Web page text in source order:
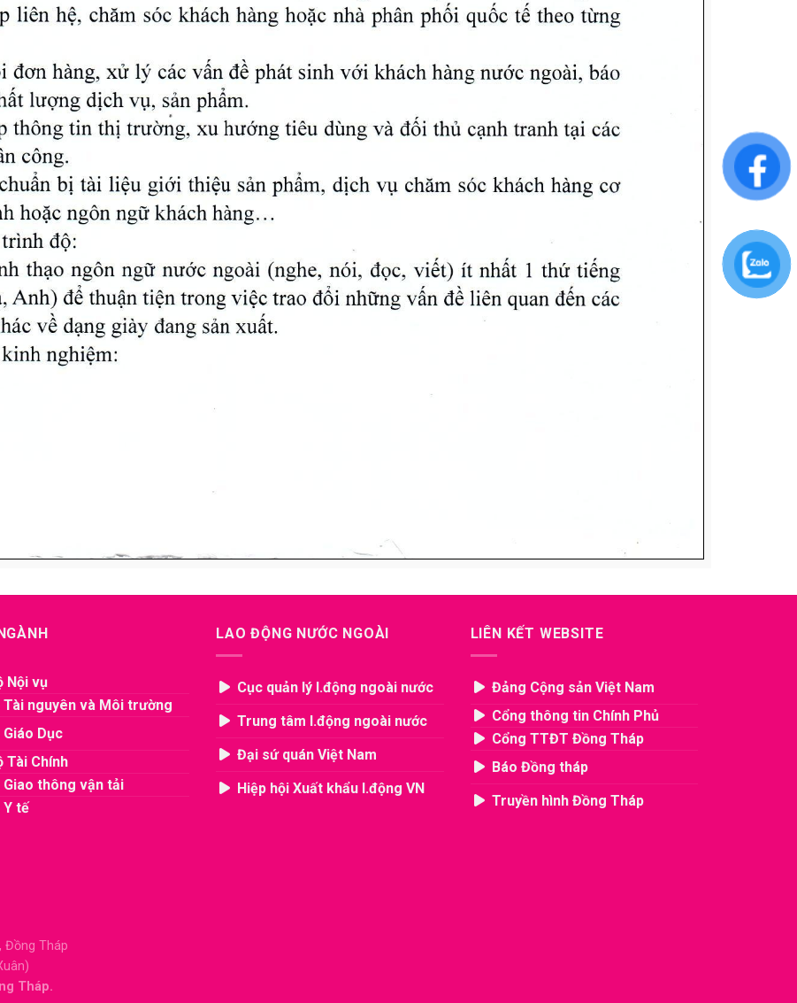
Nội vụ
Tài nguyên và Môi trường
Giáo Dục
Tài Chính
Giao thông vận tải
Y tế
LAO ĐỘNG NƯỚC NGOÀI
Cục quản lý l.động ngoài nước
Trung tâm l.động ngoài nước
Đại sứ quán Việt Nam
Hiệp hội Xuất khẩu l.động VN
LIÊN KẾT WEBSITE
Đảng Cộng sản Việt Nam
Cổng thông tin Chính Phủ
Cổng TTĐT Đồng Tháp
Báo Đồng tháp
Truyền hình Đồng Tháp
Đồng Tháp
Tháp.